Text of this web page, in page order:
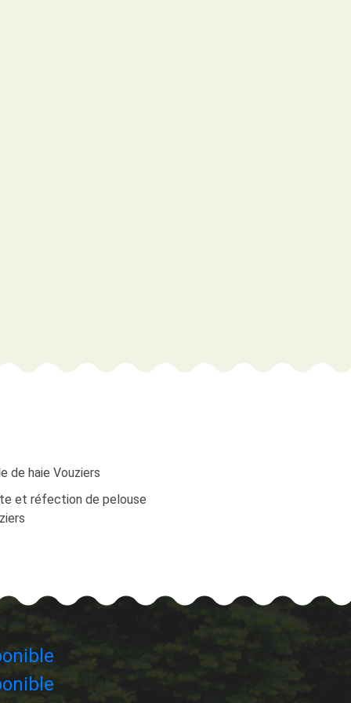
de haie Vouziers
et réfection de pelouse